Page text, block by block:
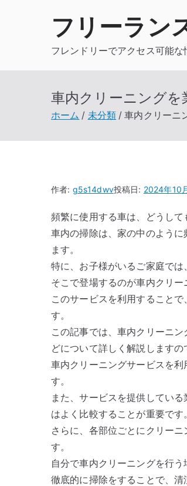
フリーラン
フレンドリーでアクセス可能な
車内クリーニング
ホーム 未分類 車内クリーニ
作者: g5s14dwv投稿日: 2024年10
頻繁に使用する車は、どうして
車内の掃除は、家の中のよう
ます。
特に、お子様がいるご家庭では
そこで登場するのが車内クリー
このサービスを利用すること
す。
この記事では、車内クリーニ
どについて詳しく解説しますの
車内クリーニングサービスを
す。
また、サービスを提供してい
はよく比較することが重要です。
さらに、各部位ごとにクリー
す。
自分で車内クリーニングを行
徹底的に掃除をすることで、清